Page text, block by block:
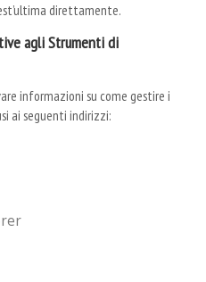
direttamente.
agli Strumenti di
informazioni su come gestire i
ai seguenti indirizzi: